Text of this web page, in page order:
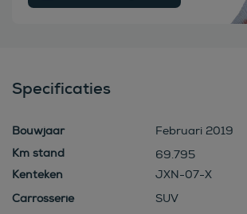
Specificaties
Bouwjaar
Februari 2019
69.795
Kenteken
JXN-07-X
Carrosserie
SUV